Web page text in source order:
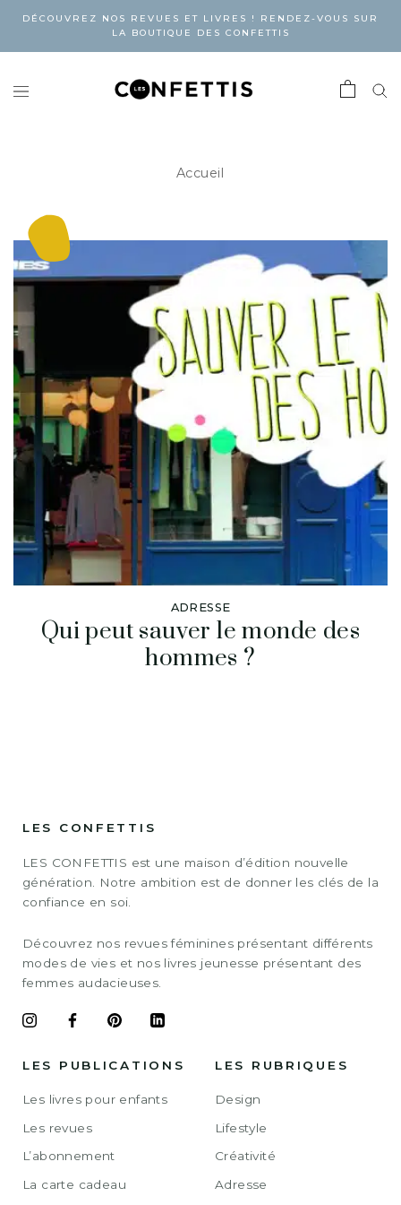
DÉCOUVREZ NOS REVUES ET LIVRES ! RENDEZ-VOUS SUR
LA BOUTIQUE DES CONFETTIS
Accueil
ADRESSE
Qui peut sauver le monde des
hommes ?
LES CONFETTIS
LES CONFETTIS est une maison d’édition nouvelle
génération. Notre ambition est de donner les clés de la
confiance en soi.
Découvrez nos revues féminines présentant différents
modes de vies et nos livres jeunesse présentant des
femmes audacieuses.
LES PUBLICATIONS
Les livres pour enfants
Les revues
L’abonnement
La carte cadeau
LES RUBRIQUES
Design
Lifestyle
Créativité
Adresse